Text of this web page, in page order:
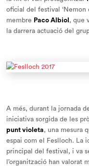
oficial del festival ‘Nemon
membre Paco Albiol , que
la darrera actuació del
A més, durant la jornada
iniciativa sorgida de les
punt violeta, una mesura
espai com el Feslloch. La
principal del festival, i va
l’organització han valorat